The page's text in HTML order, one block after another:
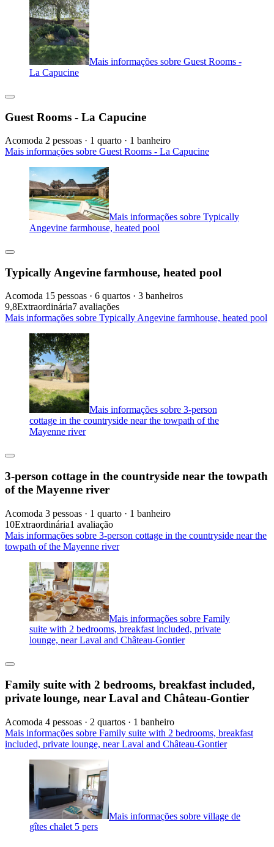
Mais informações sobre Guest Rooms -
La Capucine
Guest Rooms - La Capucine
Acomoda 2 pessoas · 1 quarto · 1 banheiro
Mais informações sobre Guest Rooms - La Capucine
Mais informações sobre Typically
Angevine farmhouse, heated pool
Typically Angevine farmhouse, heated pool
Acomoda 15 pessoas · 6 quartos · 3 banheiros
9,8Extraordinária7 avaliações
Mais informações sobre Typically Angevine farmhouse, heated pool
Mais informações sobre 3-person
cottage in the countryside near the towpath of the
Mayenne river
3-person cottage in the countryside near the towpath
of the Mayenne river
Acomoda 3 pessoas · 1 quarto · 1 banheiro
10Extraordinária1 avaliação
Mais informações sobre 3-person cottage in the countryside near the
towpath of the Mayenne river
Mais informações sobre Family
suite with 2 bedrooms, breakfast included, private
lounge, near Laval and Château-Gontier
Family suite with 2 bedrooms, breakfast included,
private lounge, near Laval and Château-Gontier
Acomoda 4 pessoas · 2 quartos · 1 banheiro
Mais informações sobre Family suite with 2 bedrooms, breakfast
included, private lounge, near Laval and Château-Gontier
Mais informações sobre village de
gîtes chalet 5 pers